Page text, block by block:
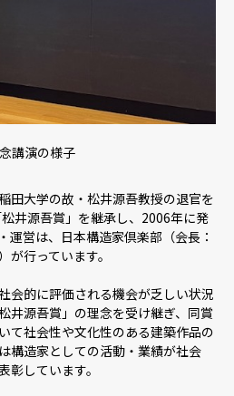
講演の様子
田大学の故・松井源吾教授の退官を
井源吾賞」を継承し、2006年に発
運営は、日本構造家倶楽部（会長：
行っています。
会的に評価される機会が乏しい状況
井源吾賞」の理念を受け継ぎ、同賞
て社会性や文化性のある建築作品の
構造家としての活動・業績が社会
彰しています。